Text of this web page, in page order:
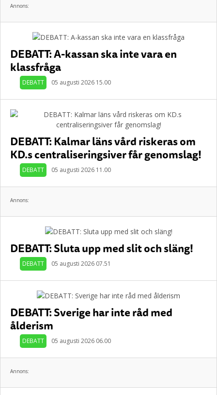
Annons:
DEBATT: A-kassan ska inte vara en
klassfråga
DEBATT 05 augusti 2026 15.00
DEBATT: Kalmar läns vård riskeras om
KD.s centraliseringsiver får genomslag!
DEBATT 05 augusti 2026 11.00
Annons:
DEBATT: Sluta upp med slit och släng!
DEBATT 05 augusti 2026 07.51
DEBATT: Sverige har inte råd med
ålderism
DEBATT 05 augusti 2026 06.00
Annons: